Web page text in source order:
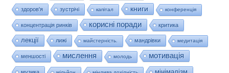
здоров'я зустрічі капітал книги конференція
концентрація ринків корисні поради критика
лекції лижі майстерність. мандрівки медитація
меншості мислення молодь мотивація